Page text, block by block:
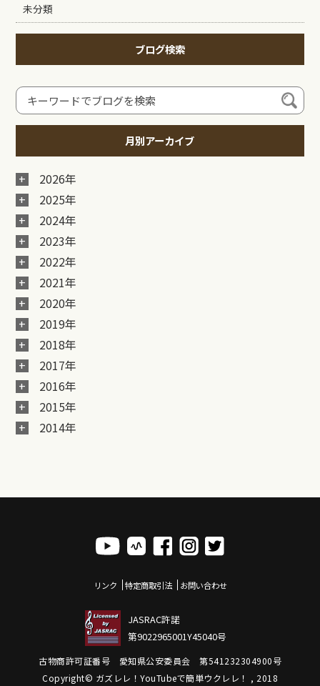
未分類
ブログ検索
月別アーカイブ
2026年
2025年
2024年
2023年
2022年
2021年
2020年
2019年
2018年
2017年
2016年
2015年
2014年
リンク 特定商取引法 お問い合わせ
JASRAC許諾
第9022965001Y45040号
古物商許可証番号 愛知県公安委員会 第541232304900号
Copyright© ガズレレ！YouTubeで簡単ウクレレ！ , 2018